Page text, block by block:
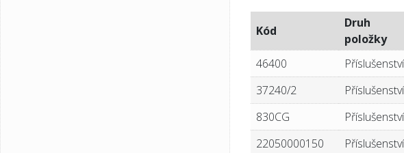
Kód
Druh
položky
46400
Příslušenství
37240/2
Příslušenství
830CG
Příslušenství
22050000150
Příslušenství